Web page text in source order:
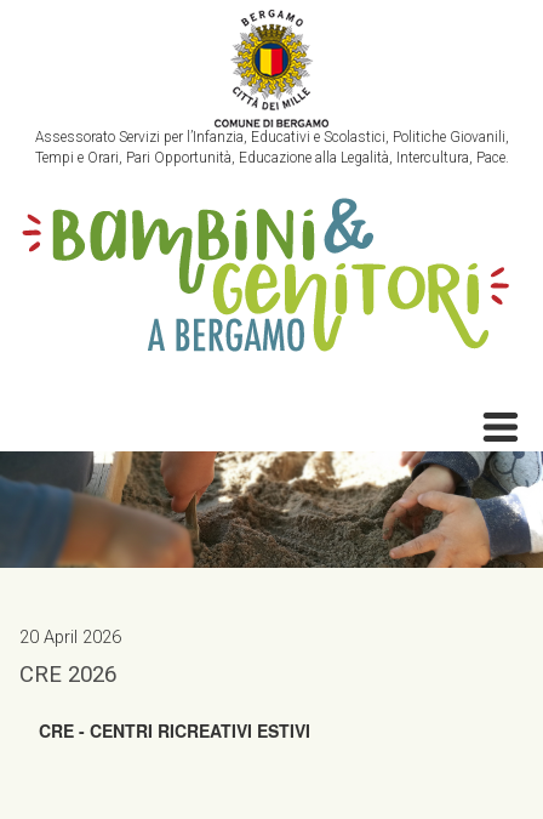
Assessorato Servizi per l’Infanzia, Educativi e Scolastici, Politiche Giovanili,
Tempi e Orari, Pari Opportunità, Educazione alla Legalità, Intercultura, Pace.
20 April 2026
CRE 2026
CRE - CENTRI RICREATIVI ESTIVI